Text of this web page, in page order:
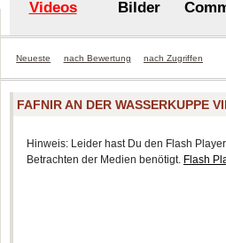
Videos Bilder
Neueste nach Bewertung nach Zugriffen
FAFNIR AN DER WASSERKUPPE
Hinweis: Leider hast Du den Flash
Betrachten der Medien benötigt. Flash